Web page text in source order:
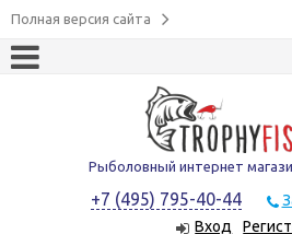
Полная версия сайта
Рыболовный интернет
+7 (495) 795-40-44
Вход